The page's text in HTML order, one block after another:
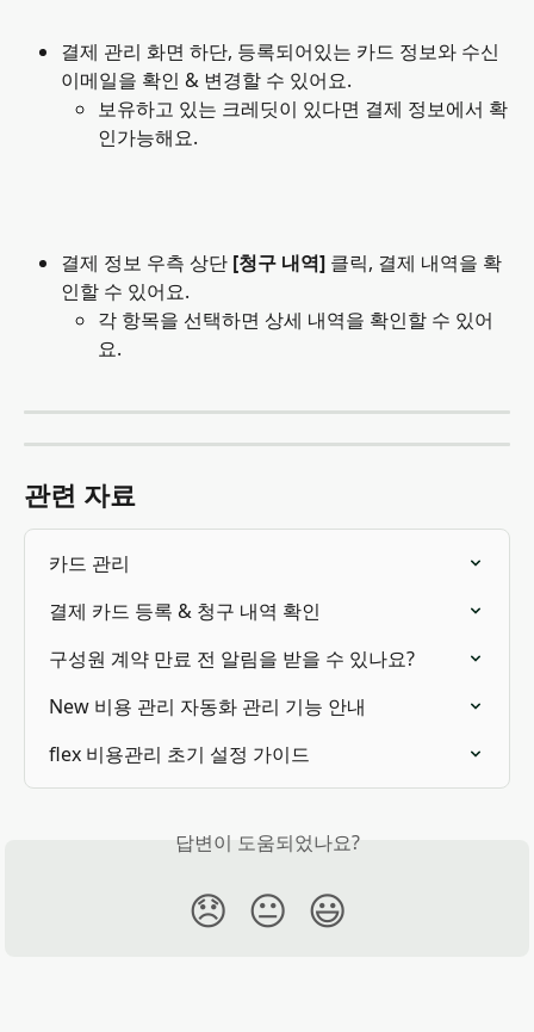
결제 관리 화면 하단, 등록되어있는 카드 정보와 수신
이메일을 확인 & 변경할 수 있어요.
보유하고 있는 크레딧이 있다면 결제 정보에서 확
인가능해요.
결제 정보 우측 상단 [청구 내역] 클릭, 결제 내역을 확
인할 수 있어요.
각 항목을 선택하면 상세 내역을 확인할 수 있어
요.
관련 자료
카드 관리
결제 카드 등록 & 청구 내역 확인
구성원 계약 만료 전 알림을 받을 수 있나요?
New 비용 관리 자동화 관리 기능 안내
flex 비용관리 초기 설정 가이드
답변이 도움되었나요?
😞 😐 😃